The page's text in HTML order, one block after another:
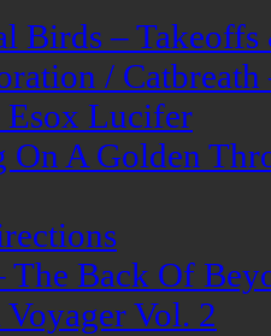
Birds –
/
Esox Lucifer
On A Golden
The Back Of
Vol. 2